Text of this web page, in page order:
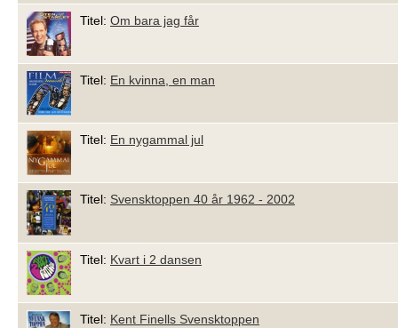
Titel: Om bara jag får
Titel: En kvinna, en man
Titel: En nygammal jul
Titel: Svensktoppen 40 år 1962 - 2002
Titel: Kvart i 2 dansen
Titel: Kent Finells Svensktoppen